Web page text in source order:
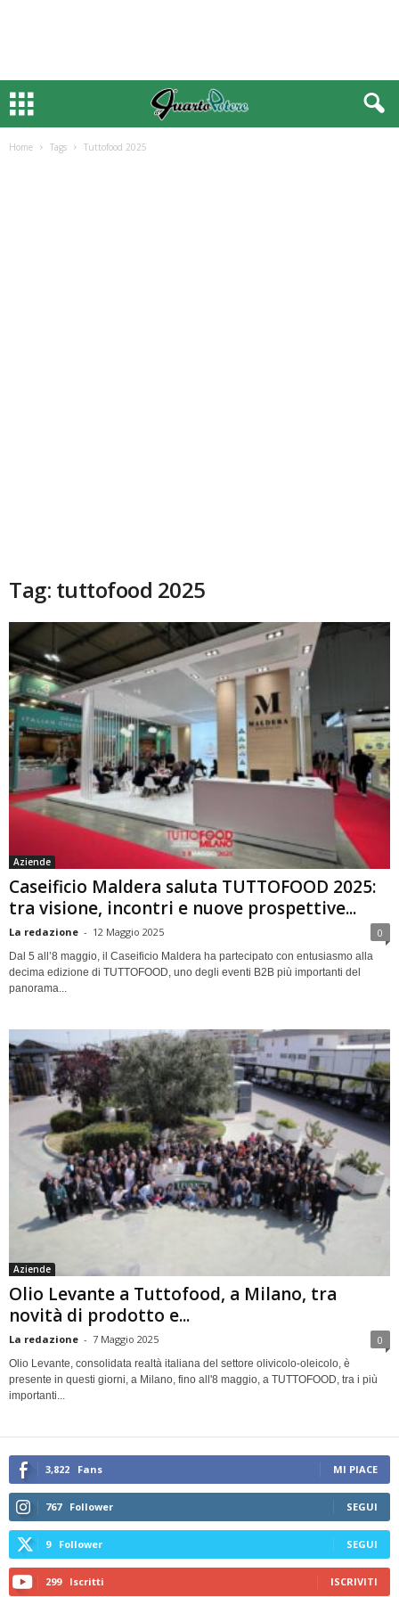
Tag: tuttofood 2025
Caseificio Maldera saluta TUTTOFOOD 2025:
tra visione, incontri e nuove prospettive...
La redazione - 12 Maggio 2025
Dal 5 all’8 maggio, il Caseificio Maldera ha partecipato con entusiasmo alla
decima edizione di TUTTOFOOD, uno degli eventi B2B più importanti del
panorama...
Olio Levante a Tuttofood, a Milano, tra
novità di prodotto e...
La redazione 7 Maggio 2025
Olio Levante, consolidata realtà italiana del settore olivicolo-oleicolo, è
presente in questi giorni, a Milano, fino all'8 maggio, a TUTTOFOOD, tra i più
importanti...
3,822 Fans MI PIACE
767 Follower SEGUI
9 Follower SEGUI
299 Iscritti ISCRIVITI